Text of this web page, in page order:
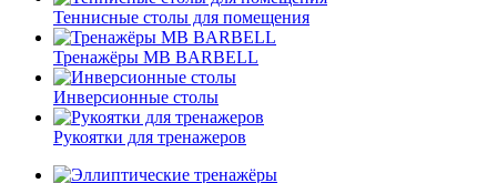
Теннисные столы для помещения
Тренажёры MB BARBELL
Инверсионные столы
Рукоятки для тренажеров